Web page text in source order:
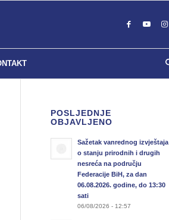
POSLJEDNJE
OBJAVLJENO
Sažetak vanrednog izvještaja
o stanju prirodnih i drugih
nesreća na području
Federacije BiH, za dan
06.08.2026. godine, do 13:30
sati
06/08/2026 - 12:57